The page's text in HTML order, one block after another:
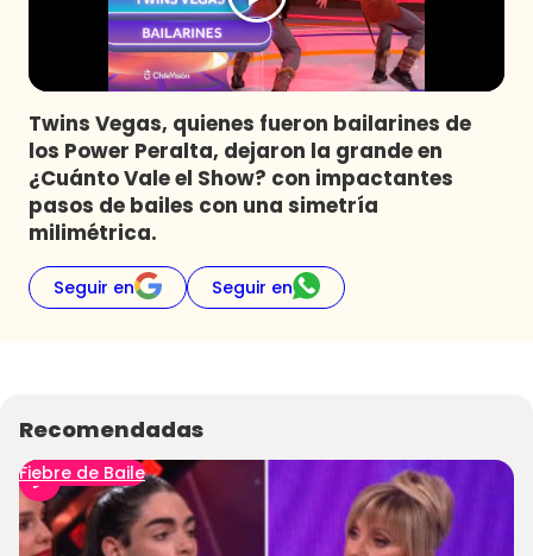
Twins Vegas, quienes fueron bailarines de
los Power Peralta, dejaron la grande en
¿Cuánto Vale el Show? con impactantes
pasos de bailes con una simetría
milimétrica.
Seguir en Seguir en
Recomendadas
Fiebre de Baile
Club De La Comedia
Contigo en Directo
Plan Perfecto
El Tiempo
Sabingo
Todos Los Programas